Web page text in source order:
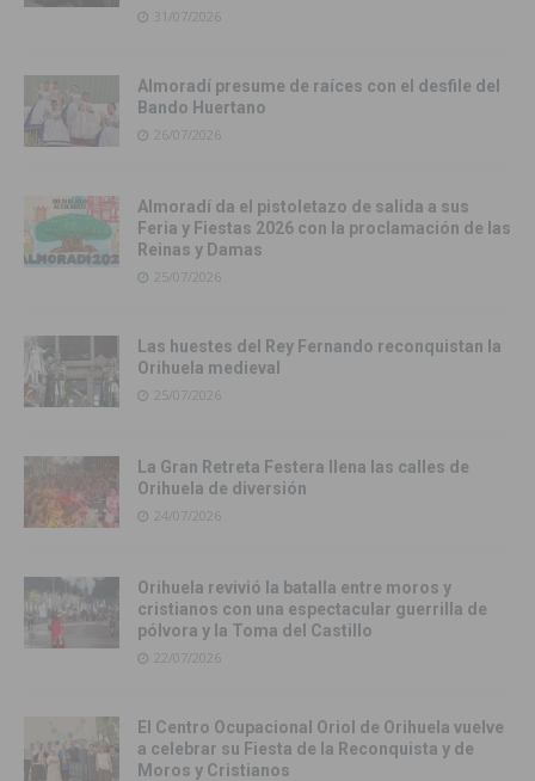
31/07/2026
Almoradí presume de raíces con el desfile del
Bando Huertano
26/07/2026
Almoradí da el pistoletazo de salida a sus
Feria y Fiestas 2026 con la proclamación de las
Reinas y Damas
25/07/2026
Las huestes del Rey Fernando reconquistan la
Orihuela medieval
25/07/2026
La Gran Retreta Festera llena las calles de
Orihuela de diversión
24/07/2026
Orihuela revivió la batalla entre moros y
cristianos con una espectacular guerrilla de
pólvora y la Toma del Castillo
22/07/2026
El Centro Ocupacional Oriol de Orihuela vuelve
a celebrar su Fiesta de la Reconquista y de
Moros y Cristianos